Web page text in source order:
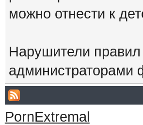
можно отнести к
Нарушители правил
администраторами
PornExtremal